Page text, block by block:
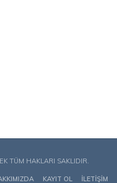
TÜM HAKLARI SAKLIDIR.
KAYIT OL İLETIŞIM